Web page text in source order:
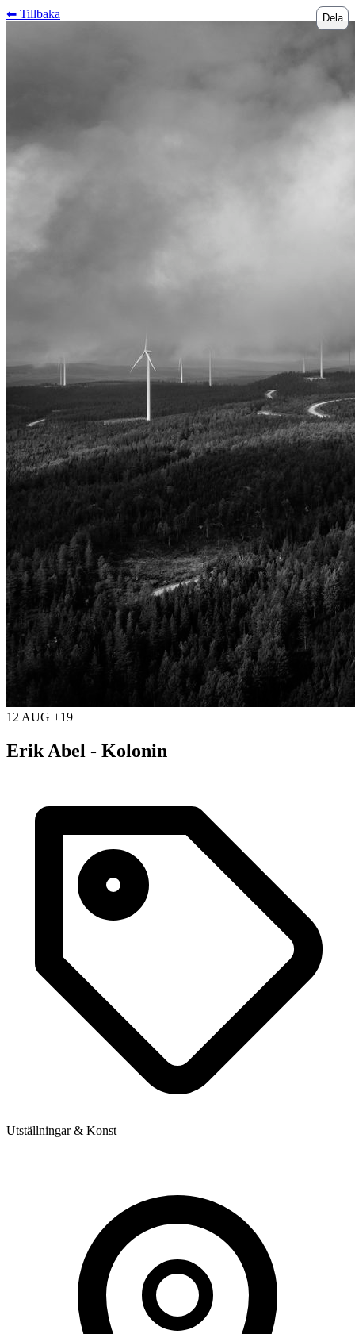
⬅︎ Tillbaka Dela
12 AUG +19
Erik Abel - Kolonin
Utställningar & Konst